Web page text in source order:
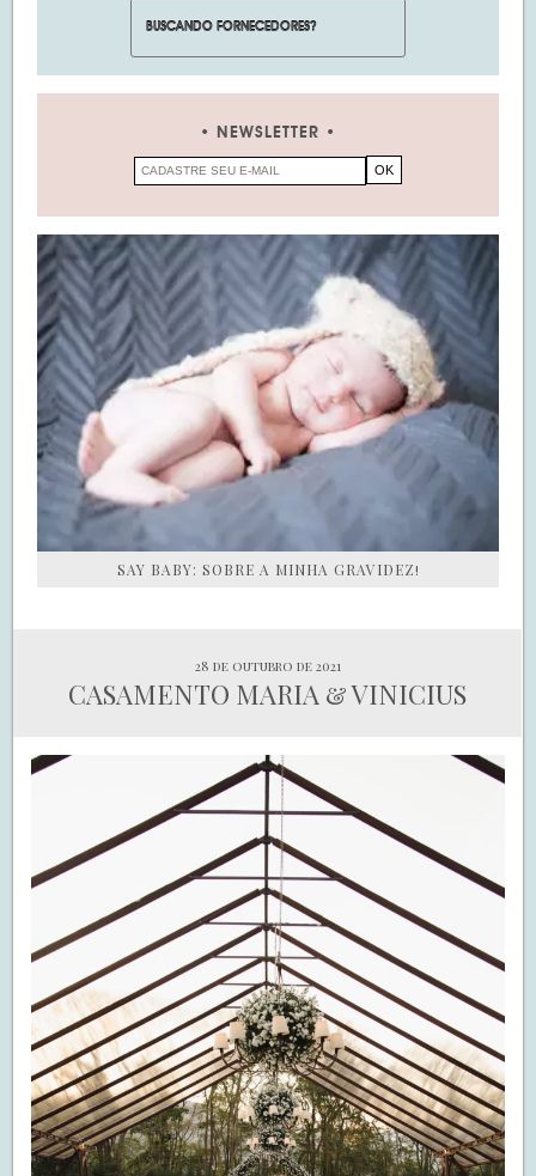
NEWSLETTER
SAY BABY: SOBRE A MINHA GRAVIDEZ!
28 de outubro de 2021
CASAMENTO MARIA & VINICIUS